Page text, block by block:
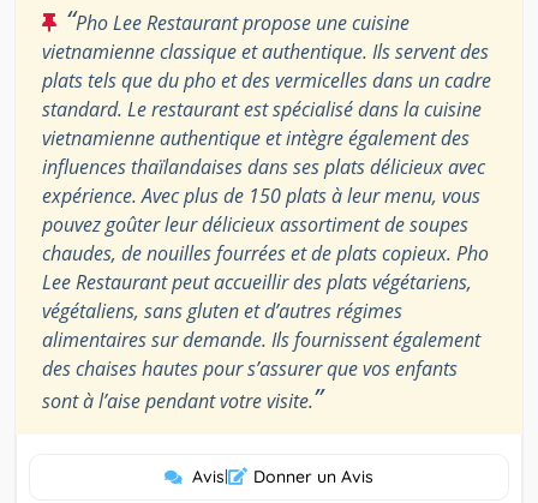
“Pho Lee Restaurant propose une cuisine
vietnamienne classique et authentique. Ils servent des
plats tels que du pho et des vermicelles dans un cadre
standard. Le restaurant est spécialisé dans la cuisine
vietnamienne authentique et intègre également des
influences thaïlandaises dans ses plats délicieux avec
expérience. Avec plus de 150 plats à leur menu, vous
pouvez goûter leur délicieux assortiment de soupes
chaudes, de nouilles fourrées et de plats copieux. Pho
Lee Restaurant peut accueillir des plats végétariens,
végétaliens, sans gluten et d’autres régimes
alimentaires sur demande. Ils fournissent également
des chaises hautes pour s’assurer que vos enfants
sont à l’aise pendant votre visite.”
Avis| Donner un Avis